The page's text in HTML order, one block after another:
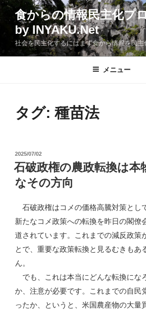
コ
食からの情報民主化プ
by INYAKU.Net
社会を民主化するにはまず食から情報を民主
メニュー
タグ: 種苗法
投
稿
日:
2025/07/02
石破政権の農政転換は
なその方向
石破政権はコメの価格高騰対策とし
新たなコメ政策への転換を昨日の閣僚
道されています。これまでの減反政策
とで、重要な政策転換と見るむきもあ
ん。
でも、これは本当にどんな転換にな
か、注意が必要です。これまでの自民
ったか、というと、米国農産物の大量